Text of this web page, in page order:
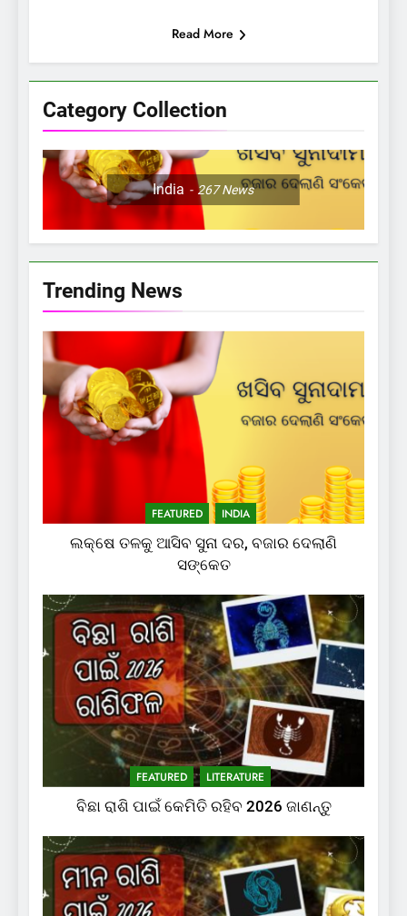
Category Collection
India 267News
Read More
Trending News
FEATURED INDIA
ଲକ୍ଷେ ତଳକୁ ଆସିବ ସୁନା ଦର, ବଜାର ଦେଲାଣି
ସଙ୍କେତ
FEATURED LITERATURE
ବିଛା ରାଶି ପାଇଁ କେମିତି ରହିବ 2026 ଜାଣନ୍ତୁ